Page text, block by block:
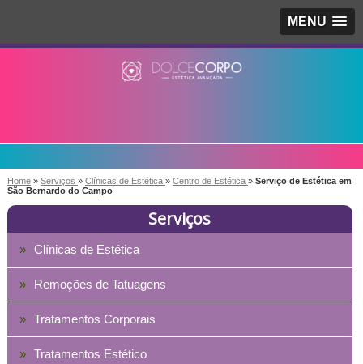
MENU
Home » Serviços » Clínicas de Estética » Centro de Estética » Serviço de Estética em
São Bernardo do Campo
Serviços
Clínicas de Estética
Remoções de Tatuagens
Tratamentos Corporais
Tratamentos Estético